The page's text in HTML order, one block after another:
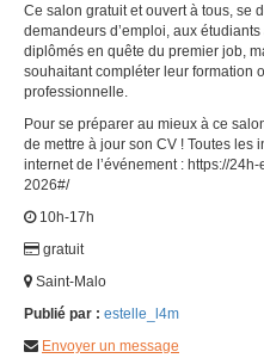
Ce salon gratuit et ouvert à tous, se
demandeurs d’emploi, aux
diplômés en quête du premier job,
souhaitant compléter leur formation
professionnelle.
Pour se préparer au mieux à ce
de mettre à jour son CV ! Toutes les
internet de l’événement : https://
2026#/
10h-17h
gratuit
Saint-Malo
Publié par : estelle_l4m
Envoyer un message